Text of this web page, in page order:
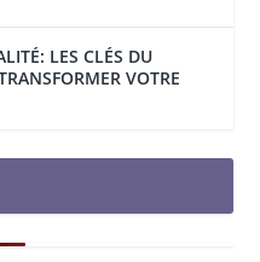
LES CLÉS DU
VOTRE